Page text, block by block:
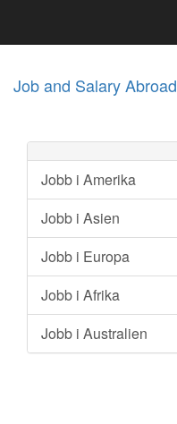
Job and Salary Abroad
Jobb i Amerika
Jobb i Asien
Jobb i Europa
Jobb i Afrika
Jobb i Australien